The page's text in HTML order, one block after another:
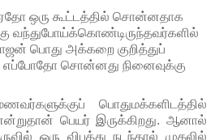
ஏதோ ஒரு கூட்டத்தில் சொன்னதாக
வந்துபோய்க்கொண்டிருந்தவர்களில்
பொது அக்கறை குறித்துப்
எப்போதோ சொன்னது நினைவுக்கு
பொதுமக்களிடத்தில்
பெயர் இருக்கிறது. ஆனால்
ஒரு விபத்து நடந்தால் முதலில்